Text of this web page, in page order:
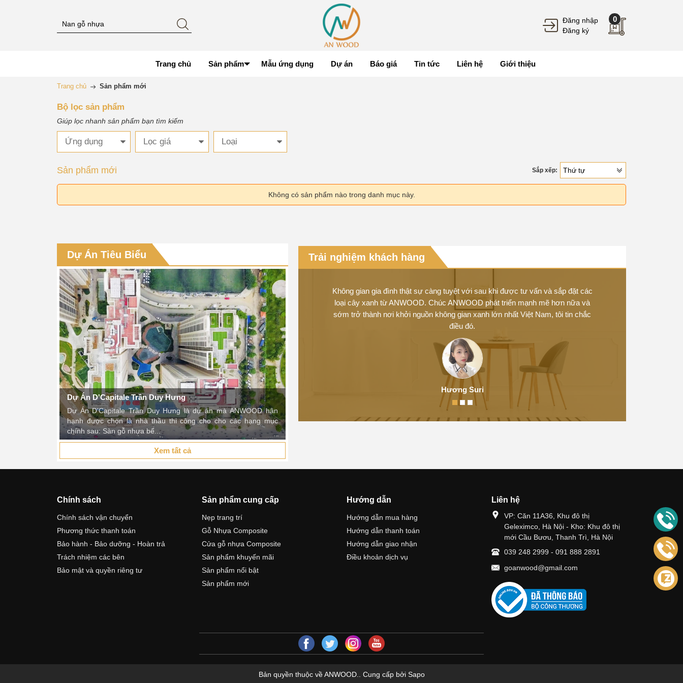
Đăng nhập
Đăng ký
0
Trang chủ Sản phẩm Mẫu ứng dụng Dự án Báo giá Tin tức Liên hệ Giới thiệu
Trang chủ Sản phẩm mới
Bộ lọc sản phẩm
Giúp lọc nhanh sản phẩm bạn tìm kiếm
Ứng dụng Lọc giá Loại
Sản phẩm mới Sắp xếp: Thứ tự
Không có sản phẩm nào trong danh mục này.
Dự Án Tiêu Biểu
Dự Án D'Capitale Trần Duy Hưng
Dự Án D'Capitale Trần Duy Hưng là dự án mà ANWOOD hân
hạnh được chọn là nhà thầu thi công cho cho các hạng mục
chính sau: Sàn gỗ nhựa bể...
công 2 hạng mục chính là ghế gỗ nhưa composite, trần nan gỗ
nhựa và lam trang trí...
Xem tất cả
Trải nghiệm khách hàng
Các bạn phục vụ ở ANWOOD rất nhiệt tình và vui tính.Sản phẩm đa dạng. Chúc
ANWOOD phát triển hơn nữa nhé.
Ngọc Anh
Không gian gia đình thật sự càng tuyệt với sau khi được tư vấn và sắp đặt các
loại cây xanh từ ANWOOD. Chúc ANWOOD phát triển mạnh mẽ hơn nữa và
sớm trở thành nơi khởi nguồn không gian xanh lớn nhất Việt Nam, tôi tin chắc
điều đó.
Hương Suri
Chính sách
Chính sách vận chuyển
Phương thức thanh toán
Bảo hành - Bảo dưỡng - Hoàn trả
Trách nhiệm các bên
Bảo mật và quyền riêng tư
Sản phẩm cung cấp
Nẹp trang trí
Gỗ Nhựa Composite
Cửa gỗ nhựa Composite
Sản phẩm khuyến mãi
Sản phẩm nổi bật
Sản phẩm mới
Hướng dẫn
Hướng dẫn mua hàng
Hướng dẫn thanh toán
Hướng dẫn giao nhận
Điều khoản dịch vụ
Liên hệ
VP: Căn 11A36, Khu đô thị
Geleximco, Hà Nội - Kho: Khu đô thị
mới Cầu Bươu, Thanh Trì, Hà Nội
039 248 2999 - 091 888 2891
goanwood@gmail.com
Bản quyền thuộc về ANWOOD.. Cung cấp bởi Sapo